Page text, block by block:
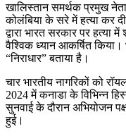
खालिस्तान समर्थक प्रमुख
कोलंबिया के सरे में हत्या कर
द्वारा भारत सरकार पर हत्या
वैश्विक ध्यान आकर्षित
“निराधार” बताया है।
चार भारतीय नागरिकों को
2024 में कनाडा के विभिन्न
सुनवाई के दौरान अभियोजन
हुई।